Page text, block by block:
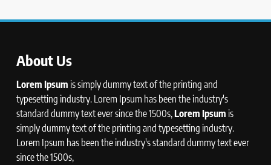
About Us
Lorem Ipsum is simply dummy text of the printing and
typesetting industry. Lorem Ipsum has been the industry's
standard dummy text ever since the 1500s,Lorem Ipsum is
simply dummy text of the printing and typesetting industry.
Lorem Ipsum has been the industry's standard dummy text ever
since the 1500s,